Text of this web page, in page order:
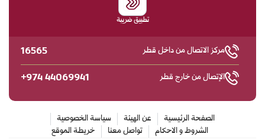
تطبيق ضريبة
مركز الاتصال من داخل قطر 16565
الإتصال من خارج قطر +974 44069941
الصفحة الرئيسية عن الهيئة
سياسة الخصوصية
الشروط و الاحكام
تواصل معنا خريطة الموقع